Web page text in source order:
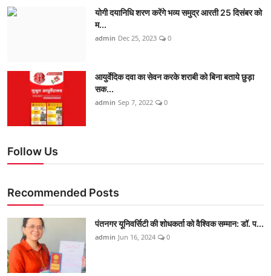
योगी दयानिधि शरण करेंगे भव्य समुद्र आरती 25 दिसंबर को
म...
admin Dec 25, 2023 0
आयुर्वेदिक दवा का सेवन करके शराबी को बिना बताये छुड़ा
सक...
admin Sep 7, 2022 0
Follow Us
Recommended Posts
पंतनगर यूनिवर्सिटी की शोधकर्ता को वैश्विक सम्मान: डॉ. प...
admin Jun 16, 2024 0